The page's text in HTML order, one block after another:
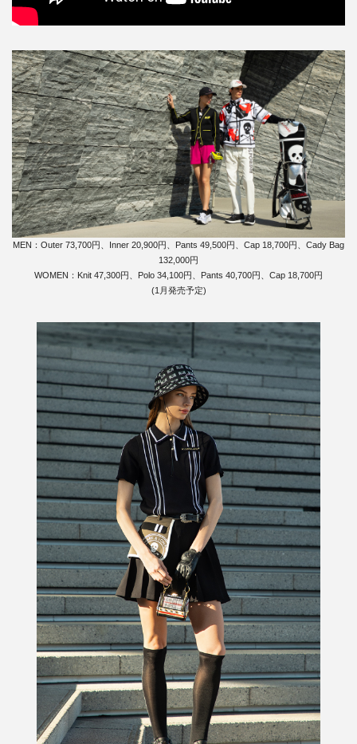
MEN：Outer 73,700円、Inner 20,900円、Pants 49,500円、Cap 18,700円、Cady Bag
132,000円
WOMEN：Knit 47,300円、Polo 34,100円、Pants 40,700円、Cap 18,700円
(1月発売予定)